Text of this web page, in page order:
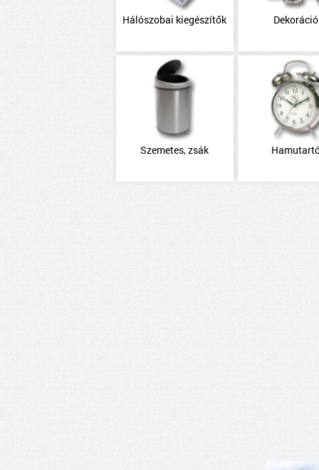
Hálószobai kiegészítők Dekoráció
Szemetes, zsák